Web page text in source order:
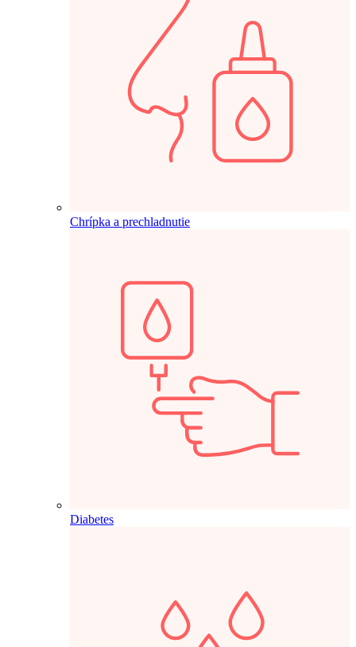
Chrípka a prechladnutie
Diabetes